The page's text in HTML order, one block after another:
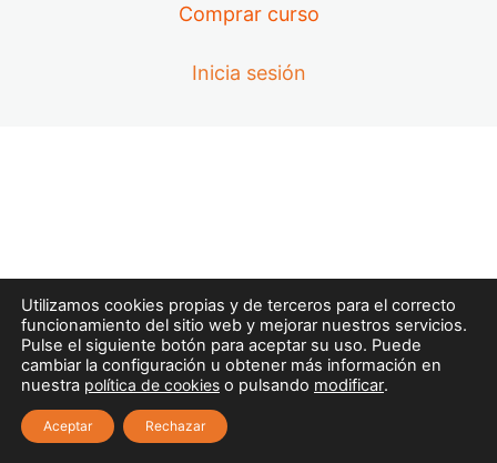
Comprar curso
Inicia sesión
TEMA 3. SOPORTE VITAL
PRIMER INTERVINIENTE.
MÓDULO 1. PRIMEROS AUXILIOS
Y SOPORTE VITAL BÁSICO |
TEMA 5. URGENCIAS Y
EMERGENCIAS
TRAUMATOLÓGICAS.
10 lecciones
MÓDULO 1. PRIMEROS AUXILIOS
Utilizamos cookies propias y de terceros para el correcto
funcionamiento del sitio web y mejorar nuestros servicios.
Pulse el siguiente botón para aceptar su uso. Puede
cambiar la configuración u obtener más información en
nuestra política de cookies o pulsando modificar.
Aceptar Rechazar